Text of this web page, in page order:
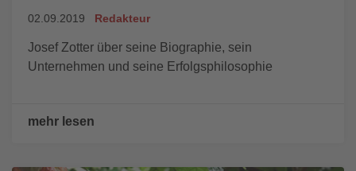
02.09.2019 Redakteur
Josef Zotter über seine Biographie, sein
Unternehmen und seine Erfolgsphilosophie
mehr lesen